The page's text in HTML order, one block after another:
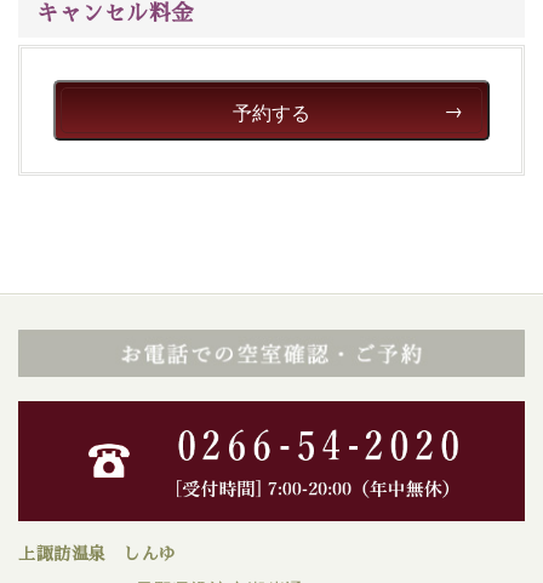
キャンセル料金
予約する
上諏訪温泉 しんゆ